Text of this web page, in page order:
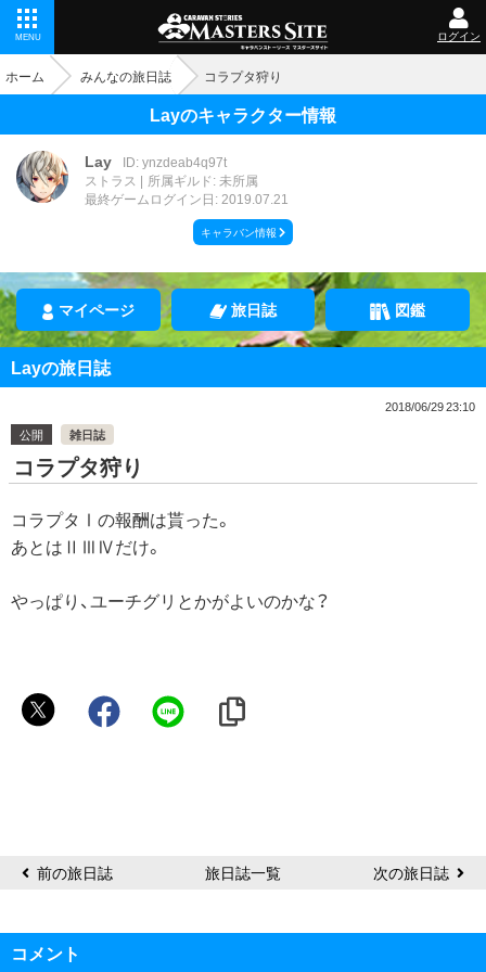
MENU ログイン
ホーム みんなの旅日誌 コラプタ狩り
Layのキャラクター情報
Lay
ID: ynzdeab4q97t
ストラス
所属ギルド: 未所属
最終ゲームログイン日: 2019.07.21
キャラバン情報
マイページ 旅日誌 図鑑
Layの旅日誌
2018/06/29 23:10
公開
雑日誌
コラプタ狩り
コラプタⅠの報酬は貰った。
あとはⅡⅢⅣだけ。
やっぱり、ユーチグリとかがよいのかな？
Lay
前の旅日誌 旅日誌一覧 次の旅日誌
コメント